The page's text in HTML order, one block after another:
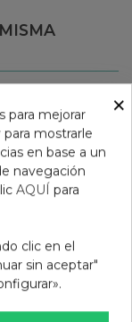
CALENTURAS
×
para mejorar
mostrarle
en base a un
navegación
AQUÍ para
clic en el
sin aceptar"